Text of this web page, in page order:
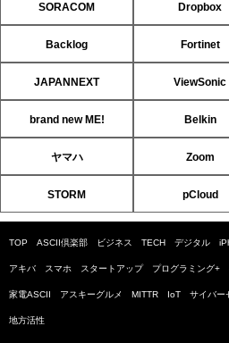
SORACOM Dropbox
Backlog Fortinet
JAPANNEXT ViewSonic
brand new ME! Belkin
ヤマハ Zoom
STORM pCloud
TOP ASCII倶楽部 ビジネス TECH デジタル
アキバ スマホ スタートアップ プログラミング+
家電ASCII アスキーグルメ MITTR IoT サイバー
地方活性